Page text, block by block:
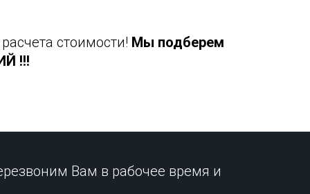
стоимости! Мы подберем
!!!
Вам в рабочее время и